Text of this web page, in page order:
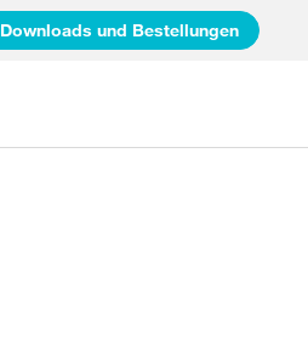
Downloads und Bestellungen